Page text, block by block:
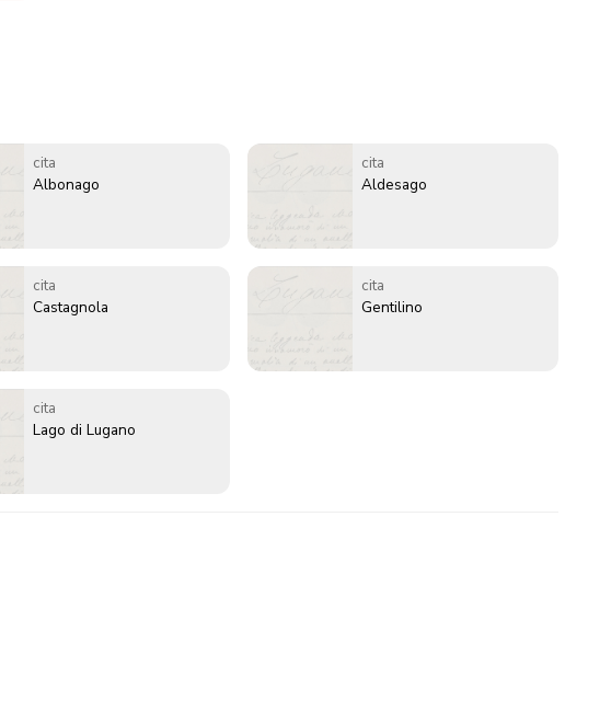
cita
Albonago
cita
Aldesago
cita
Castagnola
cita
Gentilino
cita
Lago di Lugano